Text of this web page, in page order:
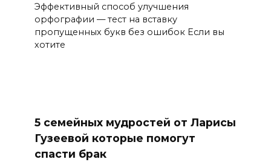
Эффективный способ улучшения
орфографии — тест на вставку
пропущенных букв без ошибок Если вы
хотите
5 семейных мудростей от Ларисы
Гузеевой которые помогут
спасти брак